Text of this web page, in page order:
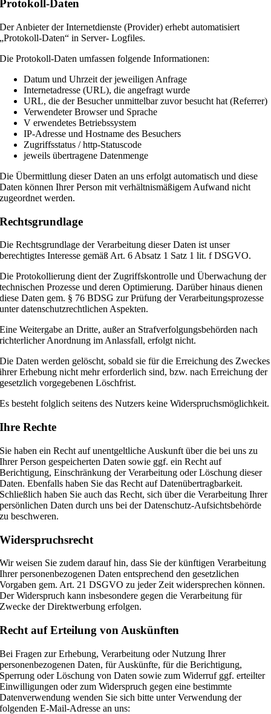
Protokoll-Daten
Der Anbieter der Internetdienste (Provider) erhebt automatisiert
„Protokoll-Daten“ in Server- Logfiles.
Die Protokoll-Daten umfassen folgende Informationen:
Datum und Uhrzeit der jeweiligen Anfrage
Internetadresse (URL), die angefragt wurde
URL, die der Besucher unmittelbar zuvor besucht hat (Referrer)
Verwendeter Browser und Sprache
V erwendetes Betriebssystem
IP-Adresse und Hostname des Besuchers
Zugriffsstatus / http-Statuscode
jeweils übertragene Datenmenge
Die Übermittlung dieser Daten an uns erfolgt automatisch und diese
Daten können Ihrer Person mit verhältnismäßigem Aufwand nicht
zugeordnet werden.
Rechtsgrundlage
Die Rechtsgrundlage der Verarbeitung dieser Daten ist unser
berechtigtes Interesse gemäß Art. 6 Absatz 1 Satz 1 lit. f DSGVO.
Die Protokollierung dient der Zugriffskontrolle und Überwachung der
technischen Prozesse und deren Optimierung. Darüber hinaus dienen
diese Daten gem. § 76 BDSG zur Prüfung der Verarbeitungsprozesse
unter datenschutzrechtlichen Aspekten.
Eine Weitergabe an Dritte, außer an Strafverfolgungsbehörden nach
richterlicher Anordnung im Anlassfall, erfolgt nicht.
Die Daten werden gelöscht, sobald sie für die Erreichung des Zweckes
ihrer Erhebung nicht mehr erforderlich sind, bzw. nach Erreichung der
gesetzlich vorgegebenen Löschfrist.
Es besteht folglich seitens des Nutzers keine Widerspruchsmöglichkeit.
Ihre Rechte
Sie haben ein Recht auf unentgeltliche Auskunft über die bei uns zu
Ihrer Person gespeicherten Daten sowie ggf. ein Recht auf
Berichtigung, Einschränkung der Verarbeitung oder Löschung dieser
Daten. Ebenfalls haben Sie das Recht auf Datenübertragbarkeit.
Schließlich haben Sie auch das Recht, sich über die Verarbeitung Ihrer
persönlichen Daten durch uns bei der Datenschutz-Aufsichtsbehörde
zu beschweren.
Widerspruchsrecht
Wir weisen Sie zudem darauf hin, dass Sie der künftigen Verarbeitung
Ihrer personenbezogenen Daten entsprechend den gesetzlichen
Vorgaben gem. Art. 21 DSGVO zu jeder Zeit widersprechen können.
Der Widerspruch kann insbesondere gegen die Verarbeitung für
Zwecke der Direktwerbung erfolgen.
Recht auf Erteilung von Auskünften
Bei Fragen zur Erhebung, Verarbeitung oder Nutzung Ihrer
personenbezogenen Daten, für Auskünfte, für die Berichtigung,
Sperrung oder Löschung von Daten sowie zum Widerruf ggf. erteilter
Einwilligungen oder zum Widerspruch gegen eine bestimmte
Datenverwendung wenden Sie sich bitte unter Verwendung der
folgenden E-Mail-Adresse an uns: